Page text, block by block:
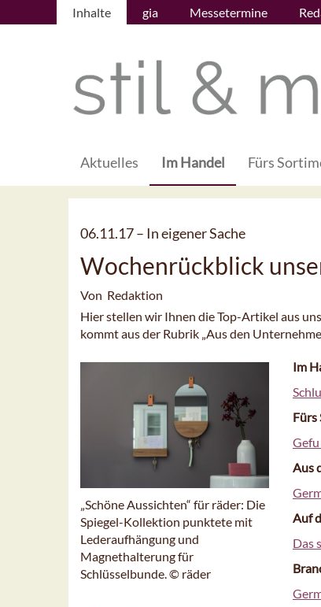
Inhalte gia Messetermine
Aktuelles Im Handel Fürs
06.11.17 – In eigener Sache
Wochenrückblick
Von Redaktion
Hier stellen wir Ihnen die Top-Artikel aus
kommt aus der Rubrik „Aus den
„Schöne Aussichten“ für räder: Die
Spiegel-Kollektion punktete mit
Lederaufhängung und
Magnethalterung für
Schlüsselbunde. © räder
Im
Fürs
Aus
Auf
Das